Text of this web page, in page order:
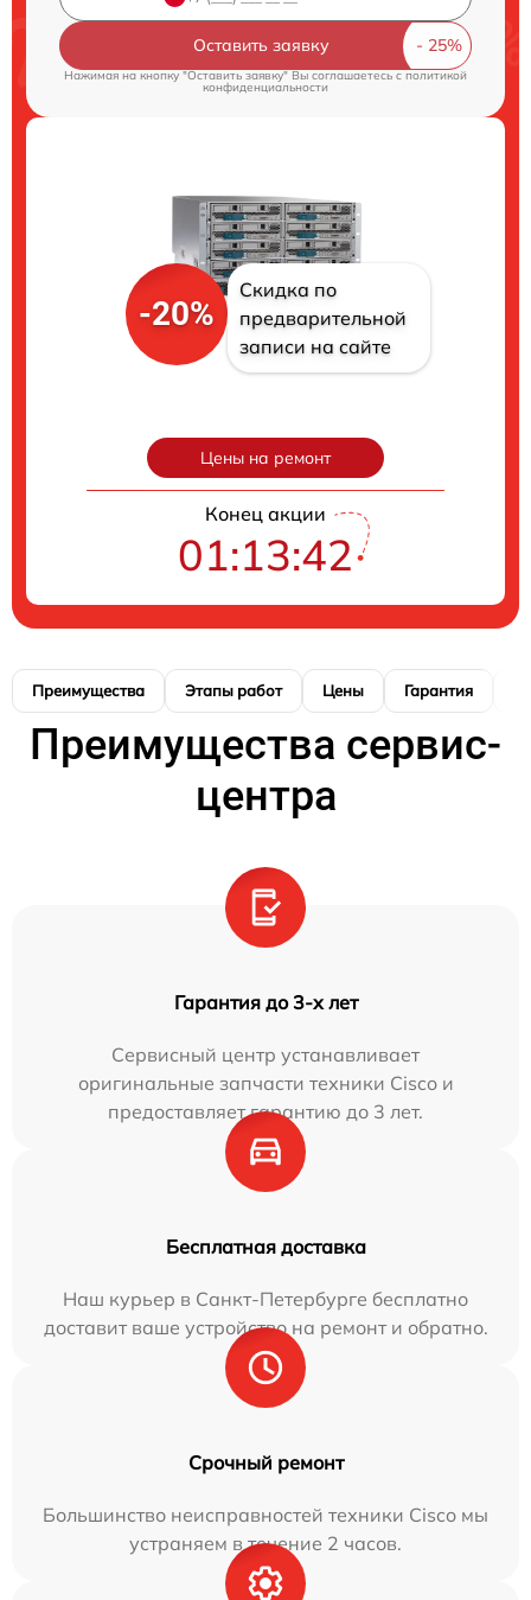
Оставить заявку
Нажимая на кнопку "Оставить заявку" Вы соглашаетесь cполитикой
конфиденциальности
-20%
Скидка по
предварительной
записи на сайте
Цены на ремонт
Конец акции
01:13:41
Преимущества Этапы работ Цены Гарантия
Преимущества сервис-
центра
Гарантия до 3-х лет
Сервисный центр устанавливает
оригинальные запчасти техники Cisco и
предоставляет гарантию до 3 лет.
Бесплатная доставка
Наш курьер в Санкт-Петербурге бесплатно
доставит ваше устройство на ремонт и обратно.
Срочный ремонт
Большинство неисправностей техники Cisco мы
устраняем в течение 2 часов.